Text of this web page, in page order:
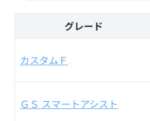
グレード
カスタムＦ
ＧＳ スマートアシスト